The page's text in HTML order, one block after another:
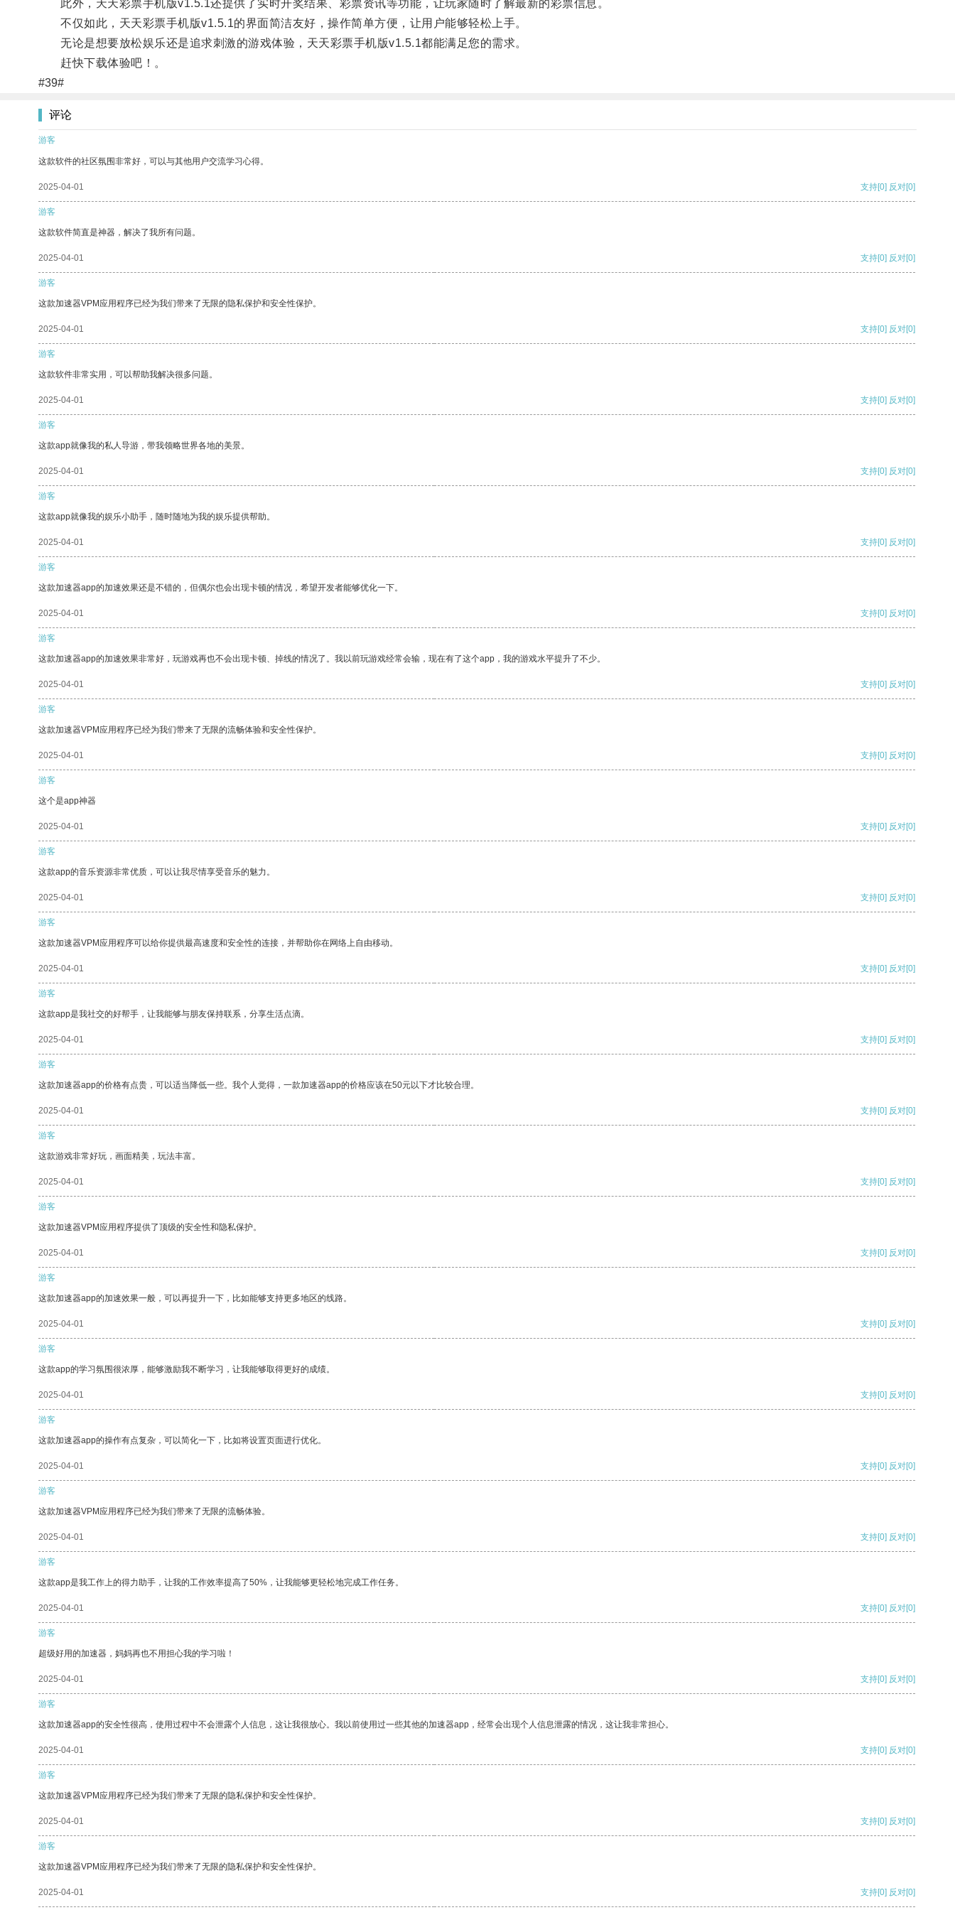
此外，天天彩票手机版v1.5.1还提供了实时开奖结果、彩票资讯等功能，让玩家随时了解最新的彩票信息。
不仅如此，天天彩票手机版v1.5.1的界面简洁友好，操作简单方便，让用户能够轻松上手。
无论是想要放松娱乐还是追求刺激的游戏体验，天天彩票手机版v1.5.1都能满足您的需求。
赶快下载体验吧！。
#39#
评论
游客
这款软件的社区氛围非常好，可以与其他用户交流学习心得。
2025-04-01 支持[0] 反对[0]
游客
这款软件简直是神器，解决了我所有问题。
2025-04-01 支持[0] 反对[0]
游客
这款加速器VPM应用程序已经为我们带来了无限的隐私保护和安全性保护。
2025-04-01 支持[0] 反对[0]
游客
这款软件非常实用，可以帮助我解决很多问题。
2025-04-01 支持[0] 反对[0]
游客
这款app就像我的私人导游，带我领略世界各地的美景。
2025-04-01 支持[0] 反对[0]
游客
这款app就像我的娱乐小助手，随时随地为我的娱乐提供帮助。
2025-04-01 支持[0] 反对[0]
游客
这款加速器app的加速效果还是不错的，但偶尔也会出现卡顿的情况，希望开发者能够优化一下。
2025-04-01 支持[0] 反对[0]
游客
这款加速器app的加速效果非常好，玩游戏再也不会出现卡顿、掉线的情况了。我以前玩游戏经常会输，现在有了这个app，我的游戏水平提升了不少。
2025-04-01 支持[0] 反对[0]
游客
这款加速器VPM应用程序已经为我们带来了无限的流畅体验和安全性保护。
2025-04-01 支持[0] 反对[0]
游客
这个是app神器
2025-04-01 支持[0] 反对[0]
游客
这款app的音乐资源非常优质，可以让我尽情享受音乐的魅力。
2025-04-01 支持[0] 反对[0]
游客
这款加速器VPM应用程序可以给你提供最高速度和安全性的连接，并帮助你在网络上自由移动。
2025-04-01 支持[0] 反对[0]
游客
这款app是我社交的好帮手，让我能够与朋友保持联系，分享生活点滴。
2025-04-01 支持[0] 反对[0]
游客
这款加速器app的价格有点贵，可以适当降低一些。我个人觉得，一款加速器app的价格应该在50元以下才比较合理。
2025-04-01 支持[0] 反对[0]
游客
这款游戏非常好玩，画面精美，玩法丰富。
2025-04-01 支持[0] 反对[0]
游客
这款加速器VPM应用程序提供了顶级的安全性和隐私保护。
2025-04-01 支持[0] 反对[0]
游客
这款加速器app的加速效果一般，可以再提升一下，比如能够支持更多地区的线路。
2025-04-01 支持[0] 反对[0]
游客
这款app的学习氛围很浓厚，能够激励我不断学习，让我能够取得更好的成绩。
2025-04-01 支持[0] 反对[0]
游客
这款加速器app的操作有点复杂，可以简化一下，比如将设置页面进行优化。
2025-04-01 支持[0] 反对[0]
游客
这款加速器VPM应用程序已经为我们带来了无限的流畅体验。
2025-04-01 支持[0] 反对[0]
游客
这款app是我工作上的得力助手，让我的工作效率提高了50%，让我能够更轻松地完成工作任务。
2025-04-01 支持[0] 反对[0]
游客
超级好用的加速器，妈妈再也不用担心我的学习啦！
2025-04-01 支持[0] 反对[0]
游客
这款加速器app的安全性很高，使用过程中不会泄露个人信息，这让我很放心。我以前使用过一些其他的加速器app，经常会出现个人信息泄露的情况，这让我非常担心。
2025-04-01 支持[0] 反对[0]
游客
这款加速器VPM应用程序已经为我们带来了无限的隐私保护和安全性保护。
2025-04-01 支持[0] 反对[0]
游客
这款加速器VPM应用程序已经为我们带来了无限的隐私保护和安全性保护。
2025-04-01 支持[0] 反对[0]